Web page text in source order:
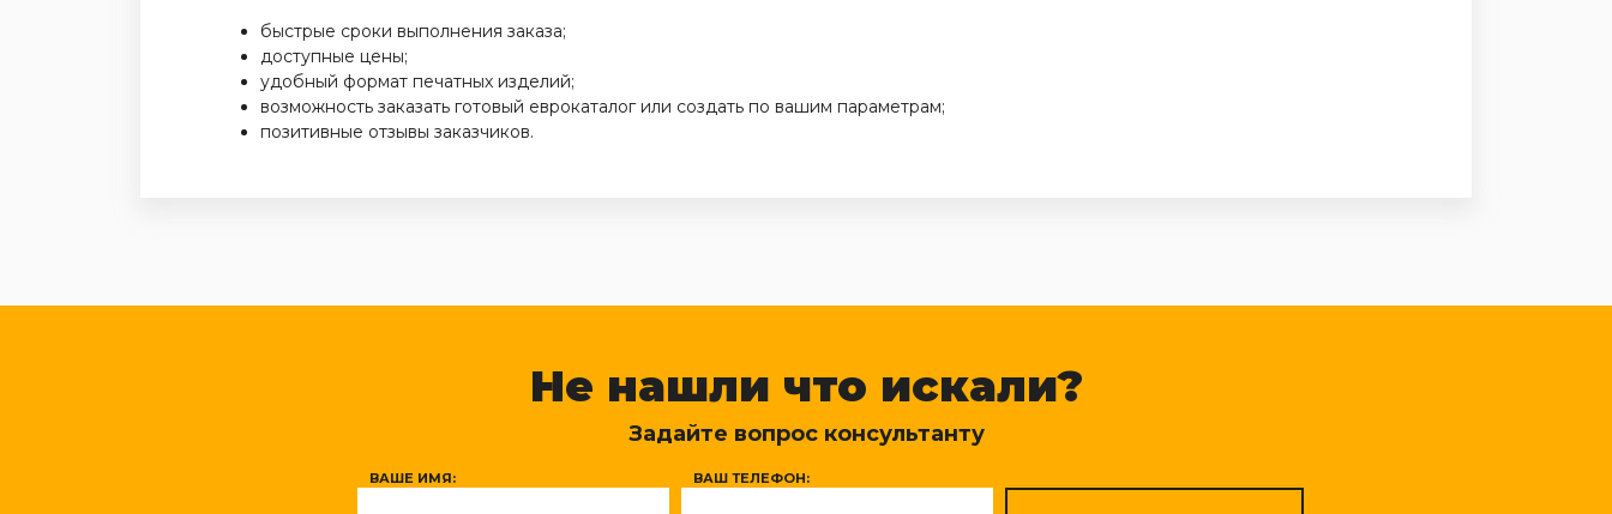
быстрые сроки выполнения заказа;
доступные цены;
удобный формат печатных изделий;
возможность заказать готовый еврокаталог или создать по вашим параметрам;
позитивные отзывы заказчиков.
Не нашли что искали?
Задайте вопрос консультанту
ВАШЕ ИМЯ: ВАШ ТЕЛЕФОН: